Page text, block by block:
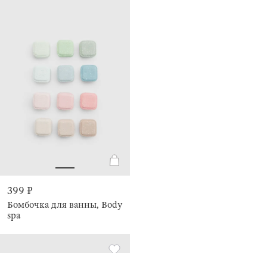
399 ₽
Бомбочка для ванны, Body
spa